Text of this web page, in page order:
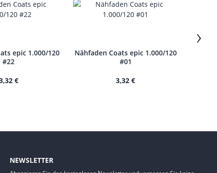
epic 1.000/120
#22
€
Nähfaden Coats epic 1.000/120
#01
3,32 €
›
NEWSLETTER